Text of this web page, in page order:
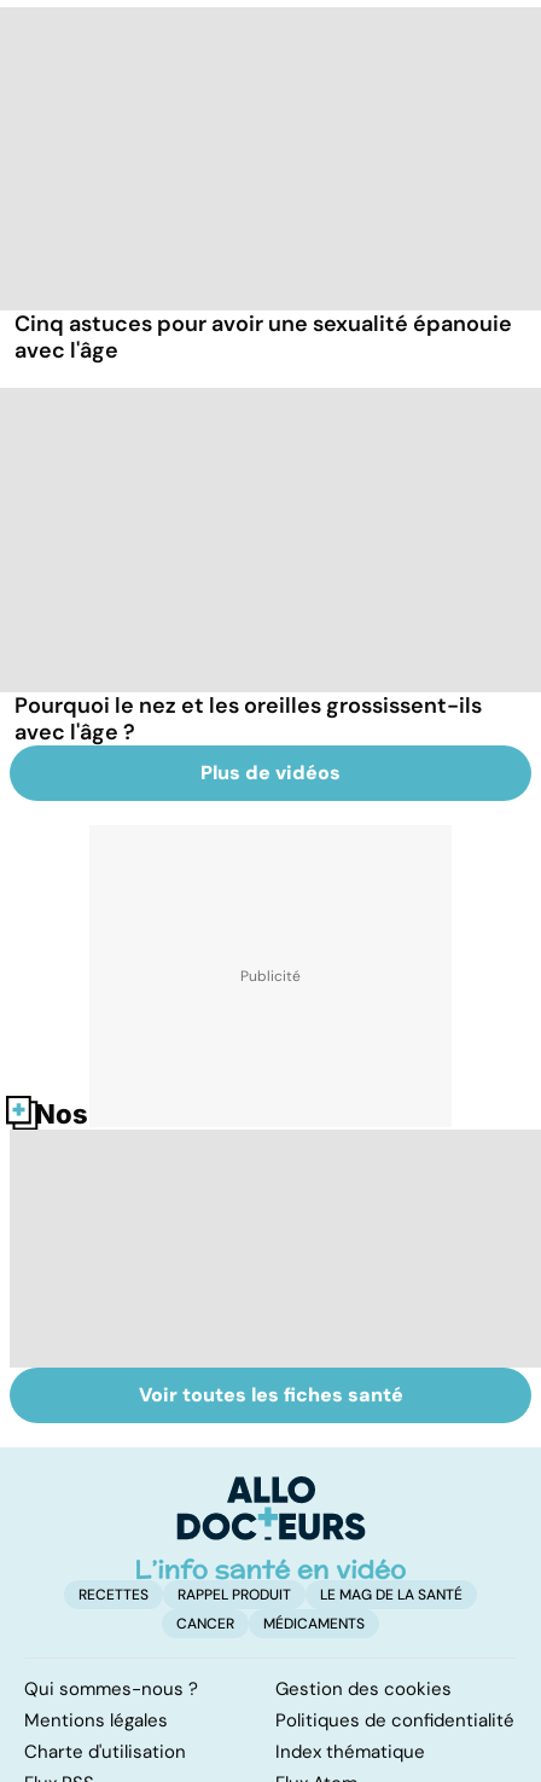
Cinq astuces pour avoir une sexualité épanouie
avec l'âge
Pourquoi le nez et les oreilles grossissent-ils
avec l'âge ?
Plus de vidéos
Nos fiches santé
Centenaires, des
exemples de
Personnes
âgées : faire face
d'autonomie
Voir toutes les fiches santé
RECETTES RAPPEL PRODUIT
LE MAG DE LA SANTÉ
CANCER
MÉDICAMENTS
Qui sommes-nous ?
Gestion des cookies
Mentions légales
Politiques de confidentialité
Charte d'utilisation
Index thématique